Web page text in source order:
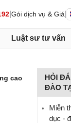
Gói dịch vụ & Giá
Luật sư tư vấn
cao
HỎI
ĐÀO
Miễn
dục -